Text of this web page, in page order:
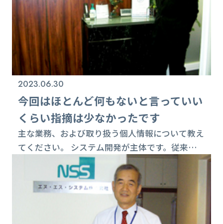
2023.06.30
今回はほとんど何もないと言っていい
くらい指摘は少なかったです
主な業務、および取り扱う個人情報について教え
てください。 システム開発が主体です。従来は
ネットワークインフラ系が多かったですが、現在
は携帯、特にAndroid端末用の開発が増えていま
す。個人情報については、150名ほどいる社員の
個人情報が一番多いです。外部の個人情報につい
ては、今のところ顧客先に常駐して開発する形態